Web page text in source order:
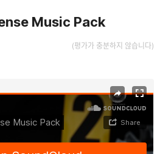
Music Pack
(평가가 충분하지 않습니다)